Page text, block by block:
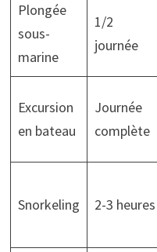
Plongée
sous-
marine
1/2
journée
Excursion
en bateau
Journée
complète
Snorkeling 2-3 heures